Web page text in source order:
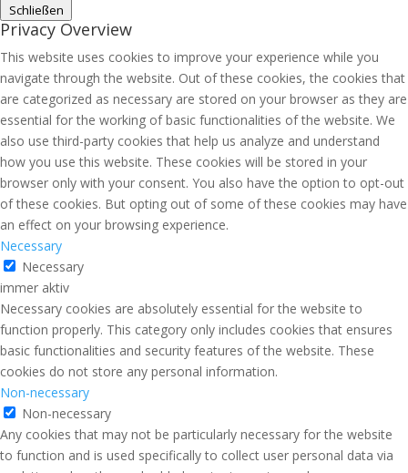
Schließen
Privacy Overview
This website uses cookies to improve your experience while you
navigate through the website. Out of these cookies, the cookies that
are categorized as necessary are stored on your browser as they are
essential for the working of basic functionalities of the website. We
also use third-party cookies that help us analyze and understand
how you use this website. These cookies will be stored in your
browser only with your consent. You also have the option to opt-out
of these cookies. But opting out of some of these cookies may have
an effect on your browsing experience.
Necessary
Necessary
immer aktiv
Necessary cookies are absolutely essential for the website to
function properly. This category only includes cookies that ensures
basic functionalities and security features of the website. These
cookies do not store any personal information.
Non-necessary
Non-necessary
Any cookies that may not be particularly necessary for the website
to function and is used specifically to collect user personal data via